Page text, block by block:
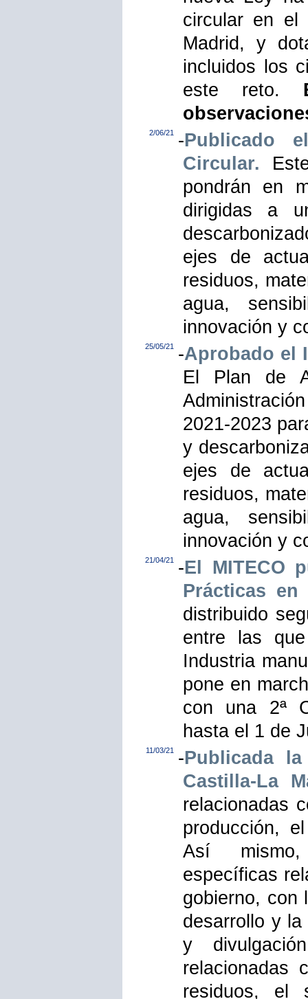
circular en el
Madrid, y
incluidos los
este reto.
2/06/21 -Publicado
Circular.
pondrán en
dirigidas a
ejes de
residuos,
agua,
innovación y
25/05/21 -Aprobado el
El Plan de
2021-2023
y
ejes de
residuos,
agua,
innovación y
21/04/21 -El MITECO
Prácticas en
distribuido
entre las
Industria
pone en
con una 2ª
hasta el 1 de
11/03/21 -Publicada
Castilla-La
relacionadas
producción,
Así mismo,
específicas
gobierno, con
desarrollo y
y
relacionadas
residuos, el